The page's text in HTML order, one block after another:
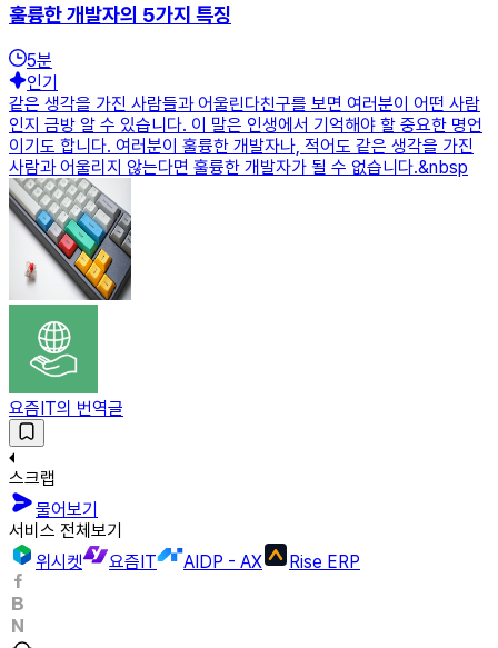
훌륭한 개발자의 5가지 특징
5분
인기
같은 생각을 가진 사람들과 어울린다친구를 보면 여러분이 어떤 사람
인지 금방 알 수 있습니다. 이 말은 인생에서 기억해야 할 중요한 명언
이기도 합니다. 여러분이 훌륭한 개발자나, 적어도 같은 생각을 가진
사람과 어울리지 않는다면 훌륭한 개발자가 될 수 없습니다.&nbsp
요즘IT의 번역글
스크랩
물어보기
서비스 전체보기
위시켓
요즘IT AIDP - AX Rise ERP